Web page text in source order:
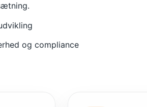
og compliance